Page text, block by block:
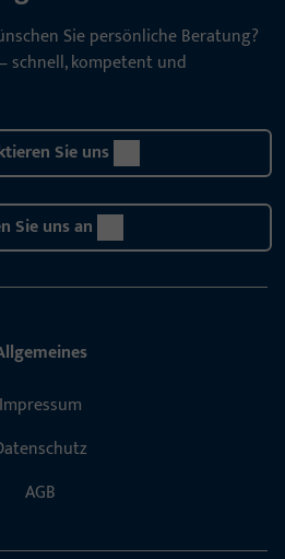
Sie persönliche Beratung?
schnell, kompetent und
Sie uns
Sie uns an
Impressum
AGB